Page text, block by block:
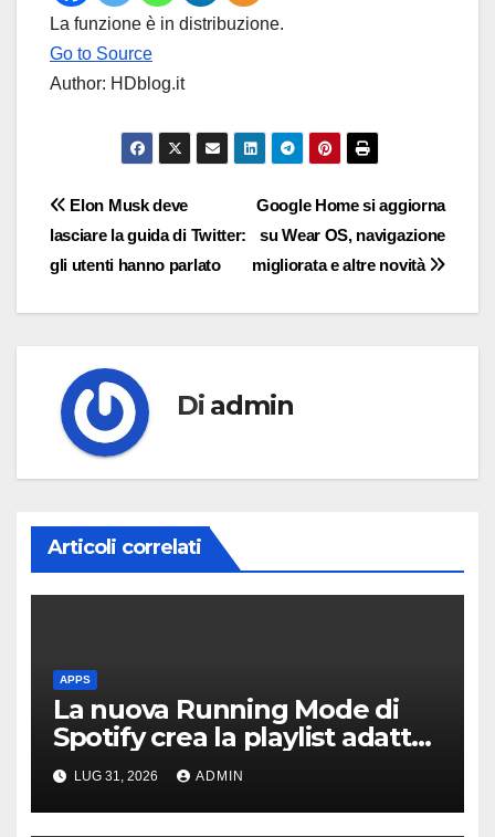
La funzione è in distribuzione.
Go to Source
Author: HDblog.it
Navigazione
articoli
Google Home si aggiorna
su Wear OS, navigazione
migliorata e altre novità
Elon Musk deve
lasciare la guida di Twitter:
gli utenti hanno parlato
Di admin
Articoli correlati
APPS
La nuova Running Mode di
Spotify crea la playlist adatta
a ogni corsa
LUG 31, 2026 ADMIN